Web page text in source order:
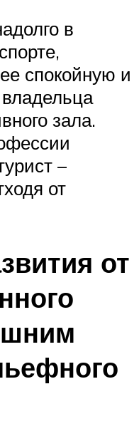
в
спокойную и
зала.
–
от
от